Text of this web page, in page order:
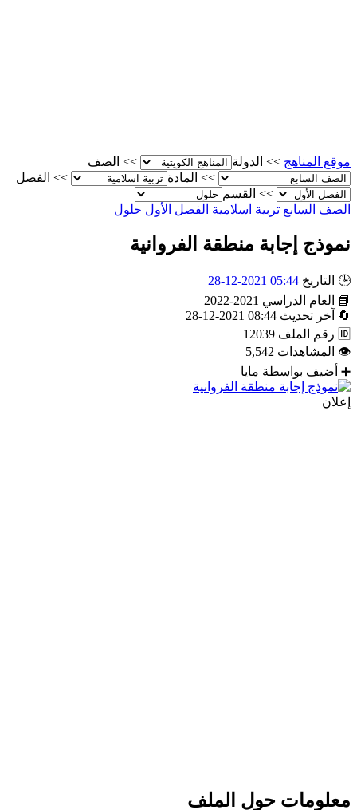
موقع المناهج >> الدولة >>
الصف
>>
المادة >>
الفصل
>>
القسم
الصف السابع تربية اسلامية الفصل الأول حلول
نموذج إجابة منطقة الفروانية
🕒 التاريخ 05:44 2021-12-28
📘
العام الدراسي 2021-2022
🔄
آخر تحديث 08:44 2021-12-28
🆔 رقم الملف 12039
👁
المشاهدات 5,542
➕
أضيف بواسطة مايا
إعلان
معلومات حول الملف